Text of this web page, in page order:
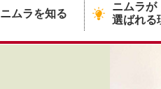
ニムラを知る
ニムラが
選ばれる